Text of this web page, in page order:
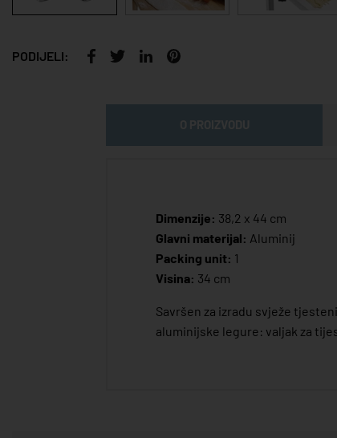
PODIJELI:
Dimenzije: 38,2 x 44 cm
Glavni materijal: Aluminij
Packing unit: 1
Visina: 34 cm
Savršen za izradu svježe
aluminijske legure: valjak za